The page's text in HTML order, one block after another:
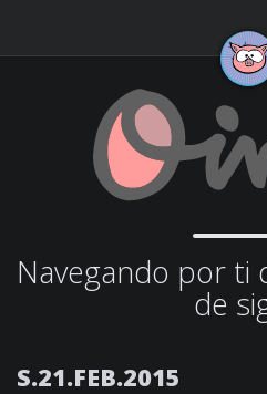
Navegando por ti
de
S.21.FEB.2015